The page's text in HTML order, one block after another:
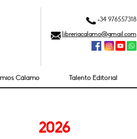
+34 976557318
libreriacalamo@gmail.com
Cálamo Talento Editorial
2026